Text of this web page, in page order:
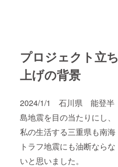
プロジェクト立ち
上げの背景
2024/1/1 石川県 能登半
島地震を目の当たりにし、
私の生活する三重県も南海
トラフ地震にも油断ならな
いと思いました。